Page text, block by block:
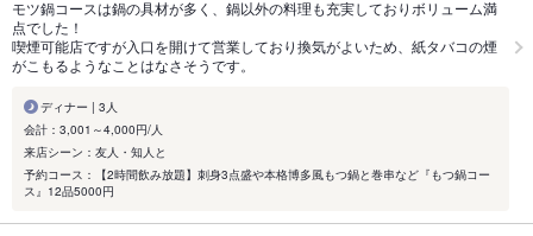
モツ鍋コースは鍋の具材が多く、鍋以外の料理も充実しておりボリューム満
点でした！
喫煙可能店ですが入口を開けて営業しており換気がよいため、紙タバコの煙
がこもるようなことはなさそうです。
ディナー | 3人
会計：3,001～4,000円/人
来店シーン：友人・知人と
予約コース：【2時間飲み放題】刺身3点盛や本格博多風もつ鍋と巻串など『もつ鍋コー
ス』12品5000円